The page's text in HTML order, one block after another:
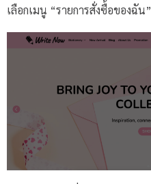
เลือกเมนู “รายการสั่งซื้อของฉัน”